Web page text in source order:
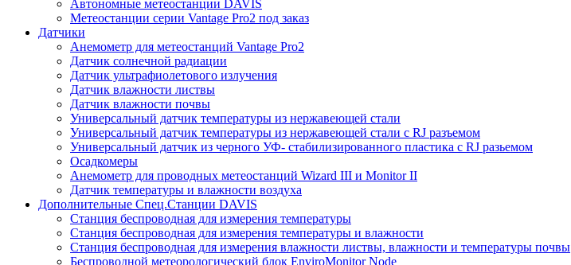
Автономные метеостанции DAVIS
Метеостанции серии Vantage Pro2 под заказ
Датчики
Анемометр для метеостанций Vantage Pro2
Датчик солнечной радиации
Датчик ультрафиолетового излучения
Датчик влажности листвы
Датчик влажности почвы
Универсальный датчик температуры из нержавеющей стали
Универсальный датчик температуры из нержавеющей стали с RJ разъемом
Универсальный датчик из черного УФ- стабилизированного пластика с RJ разьемом
Осадкомеры
Анемометр для проводных метеостанций Wizard III и Monitor II
Датчик температуры и влажности воздуха
Дополнительные Спец.Станции DAVIS
Станция беспроводная для измерения температуры
Станция беспроводная для измерения температуры и влажности
Станция беспроводная для измерения влажности листвы, влажности и температуры почвы
Беспроводной метеорологический блок EnviroMonitor Node